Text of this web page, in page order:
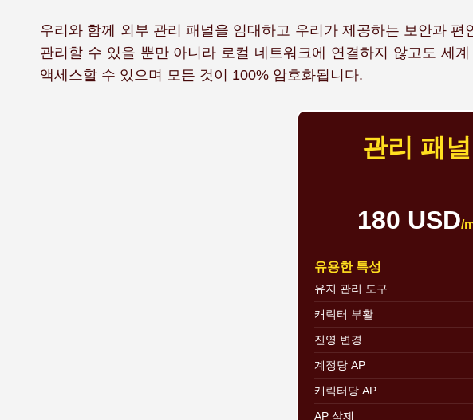
우리와 함께 외부 관리 패널을 임대하고 우리가 제공하는 보안과
관리할 수 있을 뿐만 아니라 로컬 네트워크에 연결하지 않고도 세
액세스할 수 있으며 모든 것이 100% 암호화됩니다.
관리 패널
180 USD/
유용한 특성
유지 관리 도구
캐릭터 부활
진영 변경
계정당 AP
캐릭터당 AP
AP 삭제